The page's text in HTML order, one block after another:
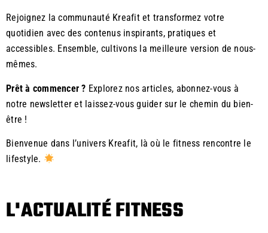
Rejoignez la communauté Kreafit et transformez votre
quotidien avec des contenus inspirants, pratiques et
accessibles. Ensemble, cultivons la meilleure version de nous-
mêmes.
Prêt à commencer ? Explorez nos articles, abonnez-vous à
notre newsletter et laissez-vous guider sur le chemin du bien-
être !
Bienvenue dans l’univers Kreafit, là où le fitness rencontre le
lifestyle.
L'ACTUALITÉ FITNESS